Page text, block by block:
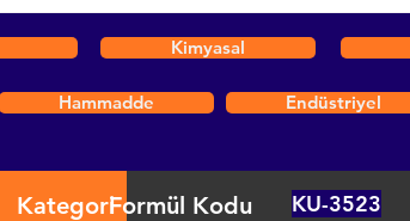
Kimyasal
Hammadde Endüstriyel
KategoriFormül Kodu KU-3523